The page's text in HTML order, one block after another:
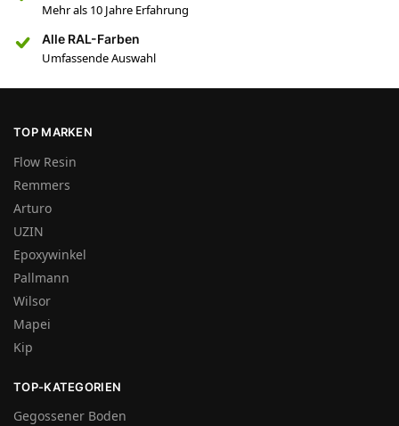
Mehr als 10 Jahre Erfahrung
Alle RAL-Farben
Umfassende Auswahl
TOP MARKEN
Flow Resin
Remmers
Arturo
UZIN
Epoxywinkel
Pallmann
Wilsor
Mapei
Kip
TOP-KATEGORIEN
Gegossener Boden